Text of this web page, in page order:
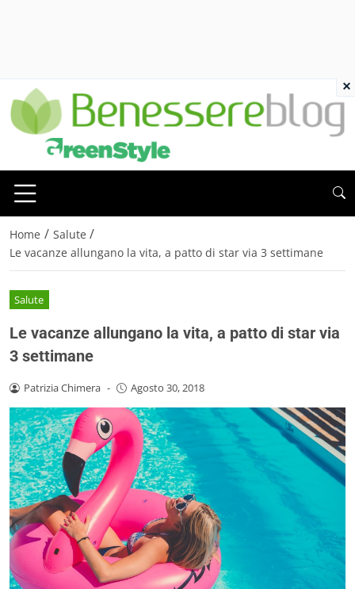
Home / Salute /
Le vacanze allungano la vita, a patto di star via 3 settimane
Salute
Le vacanze allungano la vita, a patto di star via
3 settimane
Patrizia Chimera - Agosto 30, 2018
×